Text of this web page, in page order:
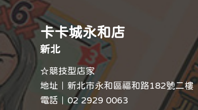
卡卡城永和店
新北
☆競技型店家
地址｜新北市永和區福和路182號二樓
電話｜ 02 2929 0063